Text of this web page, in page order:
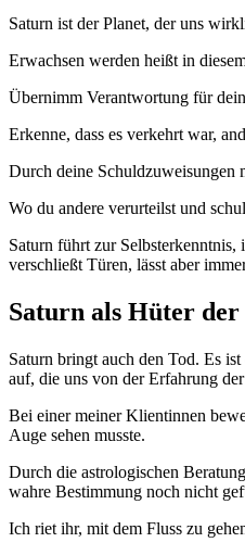
Saturn ist der Planet, der uns
Erwachsen werden heißt in
Übernimm Verantwortung für
Erkenne, dass es verkehrt war,
Durch deine Schuldzuweisungen
Wo du andere verurteilst und
Saturn führt zur
verschließt Türen, lässt aber
Saturn als Hüter der
Saturn bringt auch den Tod. Es
auf, die uns von der Erfahrung
Bei einer meiner Klientinnen
Auge sehen musste.
Durch die astrologischen
wahre Bestimmung noch nicht
Ich riet ihr, mit dem Fluss zu